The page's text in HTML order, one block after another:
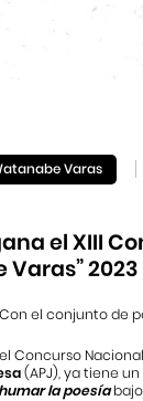
Varas
el XIII
Con el conjunto de
Concurso
(APJ), ya tiene
la poesíabajo